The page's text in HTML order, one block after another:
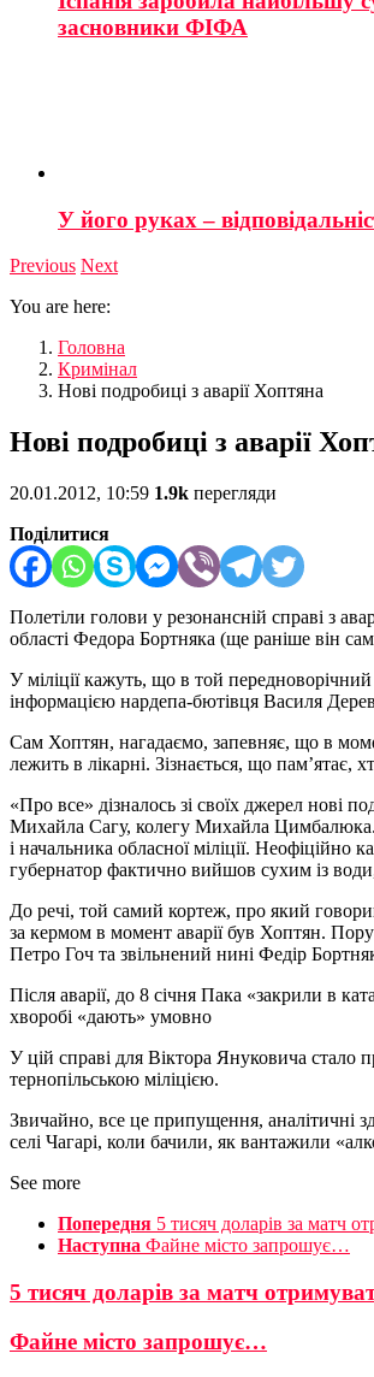
засновники ФІФА
У його руках –
Previous Next
You are here:
Головна
Кримінал
Нові подробиці з аварії Хоптяна
Нові подробиці з аварії
20.01.2012, 10:59 1.9k перегляди
Поділитися
Полетіли голови у резонансній справі з
області Федора Бортняка (ще раніше він
У міліції кажуть, що в той
інформацією нардепа-бютівця Василя
Сам Хоптян, нагадаємо, запевняє, що в
лежить в лікарні. Зізнається, що пам’ятає,
«Про все» дізналось зі своїх джерел нові
Михайла Сагу, колегу Михайла Цимбалюка.
і начальника обласної міліції.
губернатор фактично вийшов сухим із
До речі, той самий кортеж, про який
за кермом в момент аварії був Хоптян.
Петро Гоч та звільнений нині Федір
Після аварії, до 8 січня Пака «закрили в
хворобі «дають» умовно
У цій справі для Віктора Януковича
тернопільською міліцією.
Звичайно, все це припущення, аналітичні
селі Чагарі, коли бачили, як вантажили
See more
Попередня 5 тисяч доларів за матч
Наступна Файне місто запрошує…
5 тисяч доларів за матч
Файне місто запрошує…